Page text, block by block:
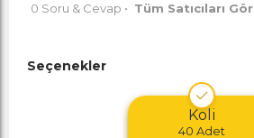
0 Soru & Cevap • Tüm Satıcıları Gör
Seçenekler
Koli
40 Adet